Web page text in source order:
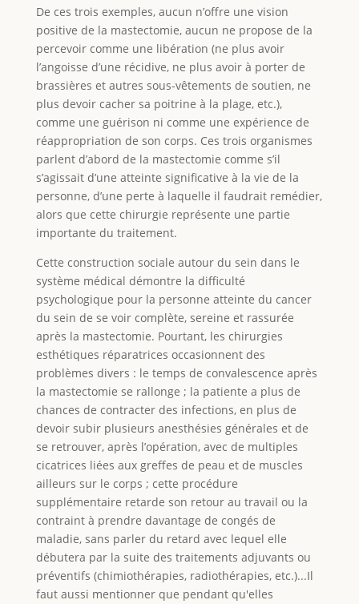
De ces trois exemples, aucun n’offre une vision
positive de la mastectomie, aucun ne propose de la
percevoir comme une libération (ne plus avoir
l’angoisse d’une récidive, ne plus avoir à porter de
brassières et autres sous-vêtements de soutien, ne
plus devoir cacher sa poitrine à la plage, etc.),
comme une guérison ni comme une expérience de
réappropriation de son corps. Ces trois organismes
parlent d’abord de la mastectomie comme s’il
s’agissait d’une atteinte significative à la vie de la
personne, d’une perte à laquelle il faudrait remédier,
alors que cette chirurgie représente une partie
importante du traitement.
Cette construction sociale autour du sein dans le
système médical démontre la difficulté
psychologique pour la personne atteinte du cancer
du sein de se voir complète, sereine et rassurée
après la mastectomie. Pourtant, les chirurgies
esthétiques réparatrices occasionnent des
problèmes divers : le temps de convalescence après
la mastectomie se rallonge ; la patiente a plus de
chances de contracter des infections, en plus de
devoir subir plusieurs anesthésies générales et de
se retrouver, après l’opération, avec de multiples
cicatrices liées aux greffes de peau et de muscles
ailleurs sur le corps ; cette procédure
supplémentaire retarde son retour au travail ou la
contraint à prendre davantage de congés de
maladie, sans parler du retard avec lequel elle
débutera par la suite des traitements adjuvants ou
préventifs (chimiothérapies, radiothérapies, etc.)...Il
faut aussi mentionner que pendant qu'elles